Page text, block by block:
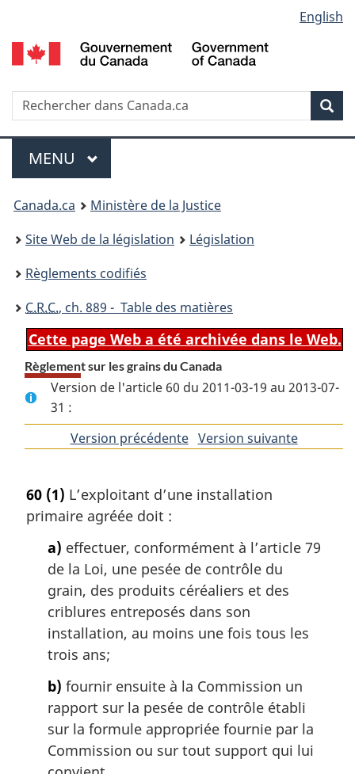
au
contenu
propos
de
la
HTML
simplifiée
selection
English
Recherche
Menu
MENU PRINCIPAL
You
are
here:
Canada.ca
Ministère de la Justice
Site Web de la législation
Législation
Règlements codifiés
C.R.C., ch. 889 - Table des matières
Cette page Web a été archivée dans le Web.
Règlement sur les grains du Canada
Version de l'article 60 du 2011-03-19 au 2013-07-
31 :
Version précédentedeVersion suivantede
60 (1) L’exploitant d’une installation
primaire agréée doit :
a) effectuer, conformément à l’article 79
de la Loi, une pesée de contrôle du
grain, des produits céréaliers et des
criblures entreposés dans son
installation, au moins une fois tous les
trois ans;
b) fournir ensuite à la Commission un
rapport sur la pesée de contrôle établi
sur la formule appropriée fournie par la
Commission ou sur tout support qui lui